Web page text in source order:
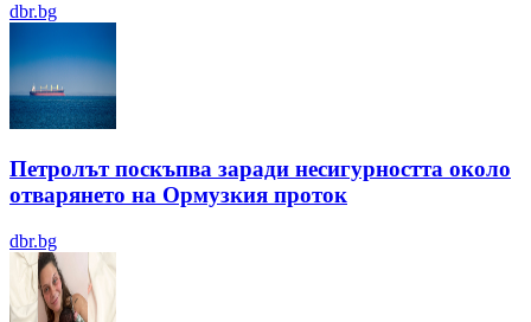
dbr.bg
Петролът поскъпва заради несигурността около
отварянето на Ормузкия проток
dbr.bg